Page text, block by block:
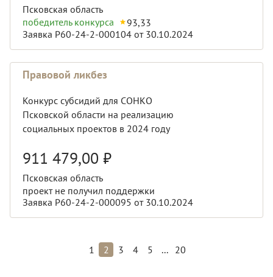
Псковская область
победитель конкурса
93,33
Заявка Р60-24-2-000104 от 30.10.2024
Правовой ликбез
Конкурс субсидий для СОНКО
Псковской области на реализацию
социальных проектов в 2024 году
911 479,00 ₽
Псковская область
проект не получил поддержки
Заявка Р60-24-2-000095 от 30.10.2024
1 2 3 4 5 ... 20